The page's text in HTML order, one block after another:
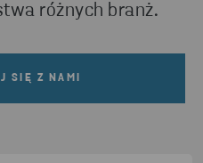
różnych branż.
SIĘ Z NAMI